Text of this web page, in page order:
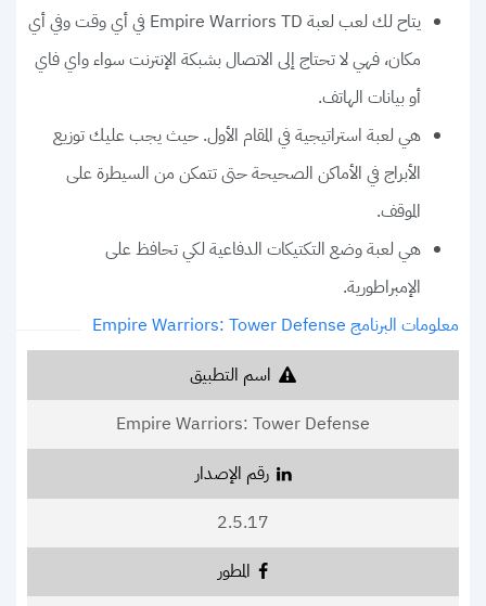
يتاح لك لعب لعبة Empire Warriors TD في أي وقت وفي أي
مكان، فهي لا تحتاج إلى الاتصال بشبكة الإنترنت سواء واي فاي
أو بيانات الهاتف.
هي لعبة استراتيجية في المقام الأول. حيث يجب عليك توزيع
الأبراج في الأماكن الصحيحة حتى تتمكن من السيطرة على
الموقف.
هي لعبة وضع التكتيكات الدفاعية لكي تحافظ على
الإمبراطورية.
معلومات البرنامج Empire Warriors: Tower Defense
اسم التطبيق
Empire Warriors: Tower Defense
رقم الإصدار
2.5.17
المطور